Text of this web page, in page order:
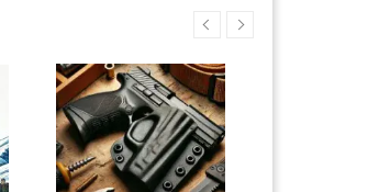
da dettagli raffinati, rende
istituzione dei Carabinieri.
Ideale...